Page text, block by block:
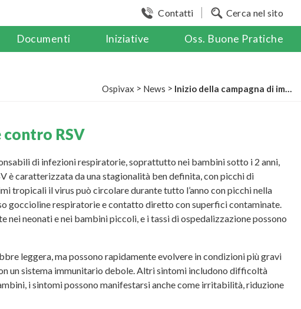
Contatti Cerca nel sito
Documenti Iniziative Oss. Buone Pratiche
Ospivax > News > Inizio della campagna di immunizzazione contro RSV
contro RSV
di infezioni respiratorie, soprattutto nei bambini sotto i 2 anni,
è caratterizzata da una stagionalità ben definita, con picchi di
tropicali il virus può circolare durante tutto l’anno con picchi nella
goccioline respiratorie e contatto diretto con superfici contaminate.
nei neonati e nei bambini piccoli, e i tassi di ospedalizzazione possono
leggera, ma possono rapidamente evolvere in condizioni più gravi
un sistema immunitario debole. Altri sintomi includono difficoltà
i sintomi possono manifestarsi anche come irritabilità, riduzione